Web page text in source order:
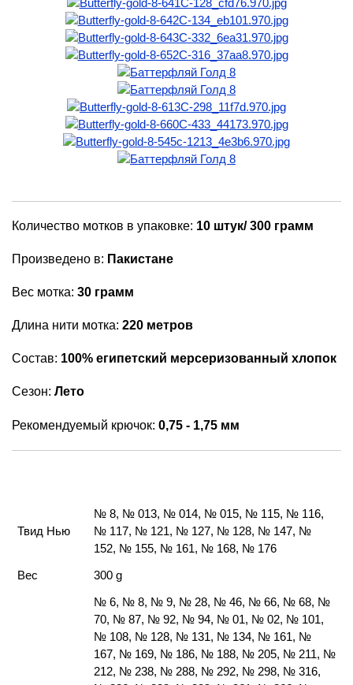
Количество мотков в упаковке: 10 штук/ 300 грамм
Произведено в: Пакистане
Вес мотка: 30 грамм
Длина нити мотка: 220 метров
Состав: 100% египетский мерсеризованный хлопок
Сезон: Лето
Рекомендуемый крючок: 0,75 - 1,75 мм
Твид Нью
№ 8, № 013, № 014, № 015, № 115, № 116,
№ 117, № 121, № 127, № 128, № 147, №
152, № 155, № 161, № 168, № 176
Вес
300 g
№ 6, № 8, № 9, № 28, № 46, № 66, № 68, №
70, № 87, № 92, № 94, № 01, № 02, № 101,
№ 108, № 128, № 131, № 134, № 161, №
167, № 169, № 186, № 188, № 205, № 211, №
212, № 238, № 288, № 292, № 298, № 316,